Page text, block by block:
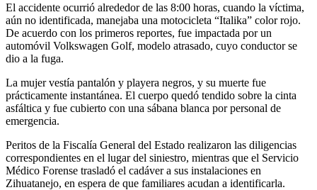
El accidente ocurrió alrededor de las 8:00 horas, cuando la víctima,
aún no identificada, manejaba una motocicleta “Italika” color rojo.
De acuerdo con los primeros reportes, fue impactada por un
automóvil Volkswagen Golf, modelo atrasado, cuyo conductor se
dio a la fuga.
La mujer vestía pantalón y playera negros, y su muerte fue
prácticamente instantánea. El cuerpo quedó tendido sobre la cinta
asfáltica y fue cubierto con una sábana blanca por personal de
emergencia.
Peritos de la Fiscalía General del Estado realizaron las diligencias
correspondientes en el lugar del siniestro, mientras que el Servicio
Médico Forense trasladó el cadáver a sus instalaciones en
Zihuatanejo, en espera de que familiares acudan a identificarla.